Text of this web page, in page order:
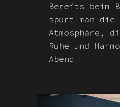
Bereits beim
spürt man die
Atmosphäre,
Ruhe und
Abend